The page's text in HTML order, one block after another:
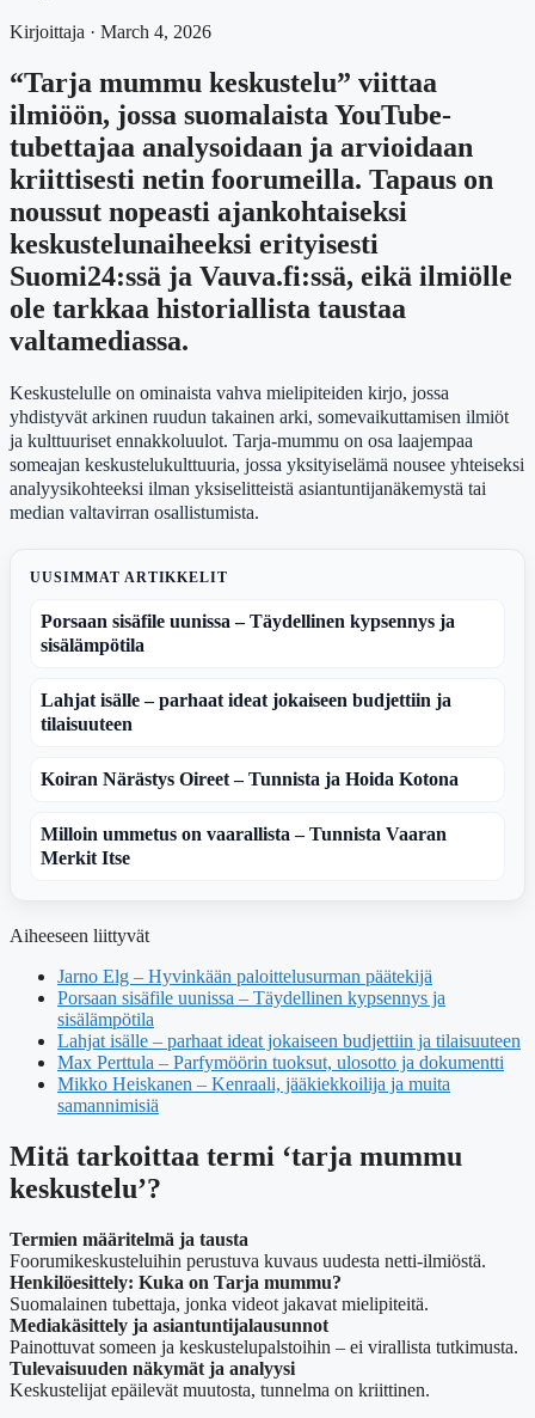
Kirjoittaja · March 4, 2026
“Tarja mummu keskustelu” viittaa
ilmiöön, jossa suomalaista YouTube-
tubettajaa analysoidaan ja arvioidaan
kriittisesti netin foorumeilla. Tapaus on
noussut nopeasti ajankohtaiseksi
keskustelunaiheeksi erityisesti
Suomi24:ssä ja Vauva.fi:ssä, eikä ilmiölle
ole tarkkaa historiallista taustaa
valtamediassa.
Keskustelulle on ominaista vahva mielipiteiden kirjo, jossa
yhdistyvät arkinen ruudun takainen arki, somevaikuttamisen ilmiöt
ja kulttuuriset ennakkoluulot. Tarja-mummu on osa laajempaa
someajan keskustelukulttuuria, jossa yksityiselämä nousee yhteiseksi
analyysikohteeksi ilman yksiselitteistä asiantuntijanäkemystä tai
median valtavirran osallistumista.
UUSIMMAT ARTIKKELIT
Porsaan sisäfile uunissa – Täydellinen kypsennys ja
sisälämpötila
Lahjat isälle – parhaat ideat jokaiseen budjettiin ja
tilaisuuteen
Koiran Närästys Oireet – Tunnista ja Hoida Kotona
Milloin ummetus on vaarallista – Tunnista Vaaran
Merkit Itse
Aiheeseen liittyvät
Jarno Elg – Hyvinkään paloittelusurman päätekijä
Porsaan sisäfile uunissa – Täydellinen kypsennys ja
sisälämpötila
Lahjat isälle – parhaat ideat jokaiseen budjettiin ja tilaisuuteen
Max Perttula – Parfymöörin tuoksut, ulosotto ja dokumentti
Mikko Heiskanen – Kenraali, jääkiekkoilija ja muita
samannimisiä
Mitä tarkoittaa termi ‘tarja mummu
keskustelu’?
Termien määritelmä ja tausta
Foorumikeskusteluihin perustuva kuvaus uudesta netti-ilmiöstä.
Henkilöesittely: Kuka on Tarja mummu?
Suomalainen tubettaja, jonka videot jakavat mielipiteitä.
Mediakäsittely ja asiantuntijalausunnot
Painottuvat someen ja keskustelupalstoihin – ei virallista tutkimusta.
Tulevaisuuden näkymät ja analyysi
Keskustelijat epäilevät muutosta, tunnelma on kriittinen.